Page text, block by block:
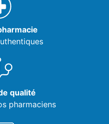
qualité
pharmaciens